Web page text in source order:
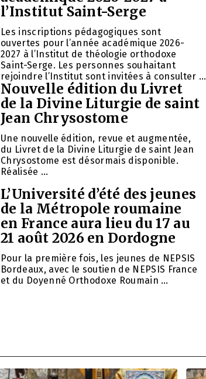
l’Institut Saint-Serge
Les inscriptions pédagogiques sont
ouvertes pour l’année académique 2026-
2027 à l’Institut de théologie orthodoxe
Saint-Serge. Les personnes souhaitant
rejoindre l’Institut sont invitées à consulter …
Nouvelle édition du Livret
de la Divine Liturgie de saint
Jean Chrysostome
Une nouvelle édition, revue et augmentée,
du Livret de la Divine Liturgie de saint Jean
Chrysostome est désormais disponible.
Réalisée …
L’Université d’été des jeunes
de la Métropole roumaine
en France aura lieu du 17 au
21 août 2026 en Dordogne
Pour la première fois, les jeunes de NEPSIS
Bordeaux, avec le soutien de NEPSIS France
et du Doyenné Orthodoxe Roumain …